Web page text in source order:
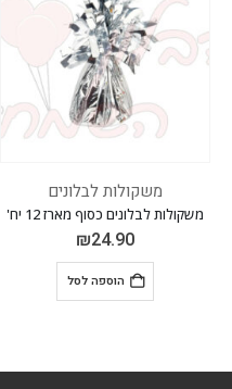
משקולות לבלונים
משקולות לבלונים כסוף מארז 12 יח'
₪24.90
הוספה לסל